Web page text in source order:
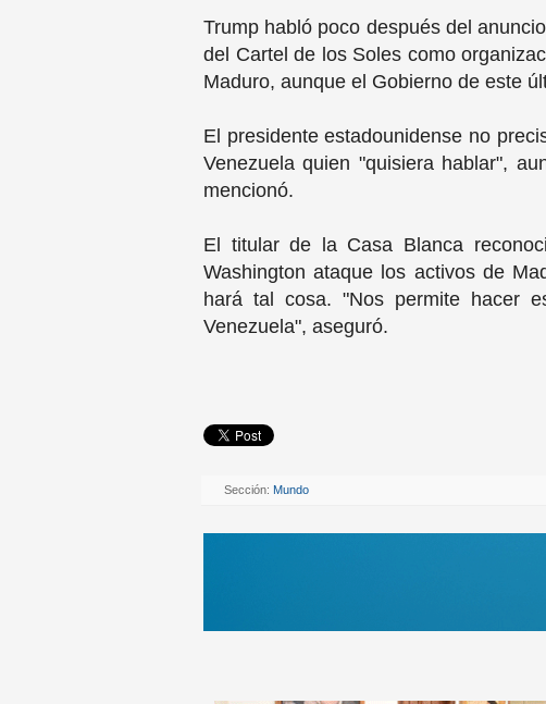
Trump habló poco después del
del Cartel de los Soles como
Maduro, aunque el Gobierno de este
El presidente estadounidense no
Venezuela quien "quisiera hablar",
mencionó.
El titular de la Casa Blanca
Washington ataque los activos de
hará tal cosa. "Nos permite hacer
Venezuela", aseguró.
Sección: Mundo